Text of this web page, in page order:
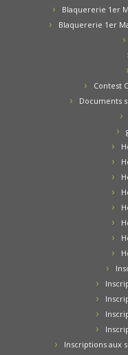
Blaquererie 1er
Blaquererie 1er
Contest
Documents
Inscriptions aux